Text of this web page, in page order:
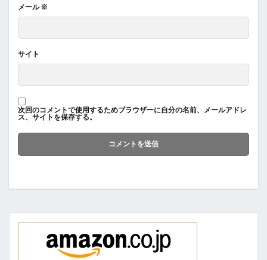
メール※
サイト
次回のコメントで使用するためブラウザーに自分の名前、メールアドレ
ス、サイトを保存する。